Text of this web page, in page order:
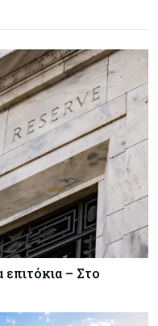
07-08-2026
επιλογή παρόχου
07-08-2026
στο επτάμηνο
με πέρσι
07-08-2026
την πώληση ευρώ από
επιτόκια – Στο